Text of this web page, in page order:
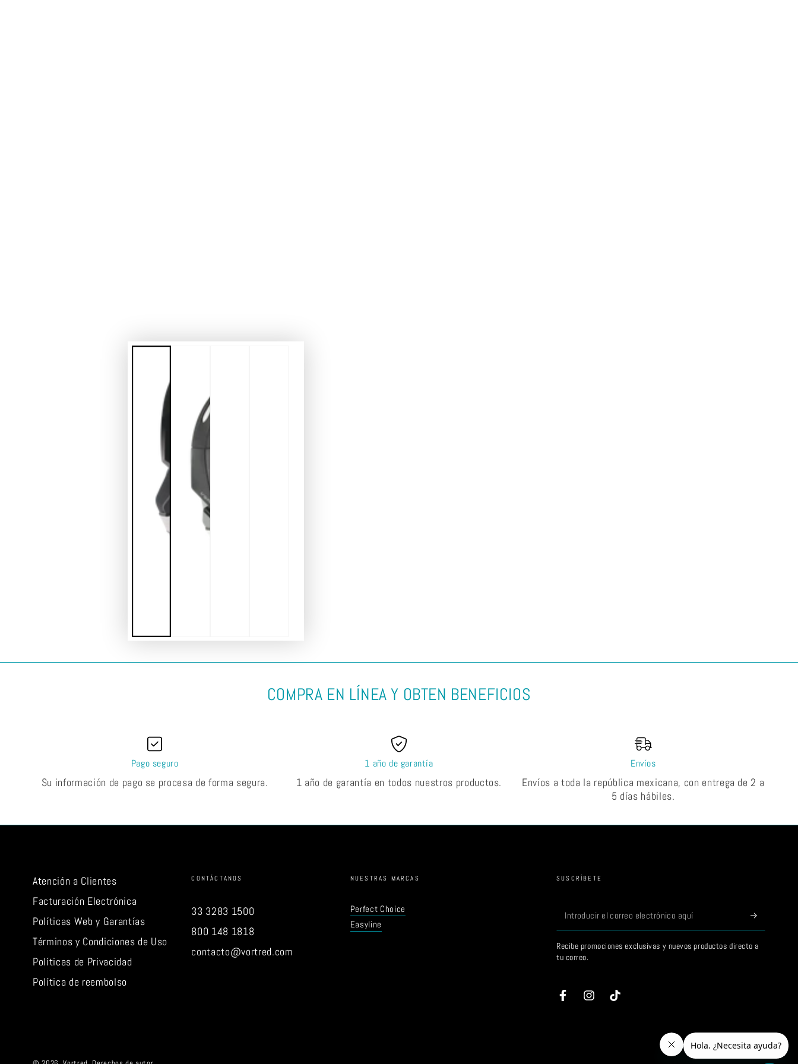
COMPRA EN LÍNEA Y OBTEN BENEFICIOS
Pago seguro
Su información de pago se procesa de forma segura.
1 año de garantía
1 año de garantía en todos nuestros productos.
Envíos
Envíos a toda la república mexicana, con entrega de 2 a
5 días hábiles.
Atención a Clientes
Facturación Electrónica
Políticas Web y Garantías
Términos y Condiciones de Uso
Políticas de Privacidad
Política de reembolso
CONTÁCTANOS
33 3283 1500
800 148 1818
contacto@vortred.com
NUESTRAS MARCAS
Perfect Choice
Easyline
SUSCRÍBETE
Introducir
el
correo
aquí
Recibe promociones exclusivas y nuevos productos directo a
tu correo.
FacebookInstagramTikTok